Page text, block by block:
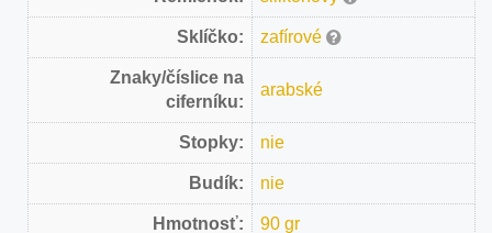
Sklíčko: zafírové
Znaky/číslice na
ciferníku:
arabské
Stopky: nie
Budík: nie
Hmotnosť: 90 gr